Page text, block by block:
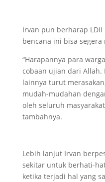
Irvan pun berharap
bencana ini bisa segera
“Harapannya para
cobaan ujian dari Allah.
lainnya turut
mudah-mudahan
oleh seluruh
tambahnya.
Lebih lanjut Irvan
sekitar untuk berhati-
ketika terjadi hal yang